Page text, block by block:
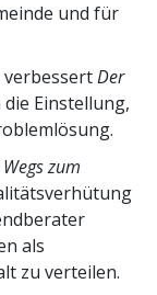
und für
verbessertDer
Einstellung,
Wegs zum
als
zu verteilen.